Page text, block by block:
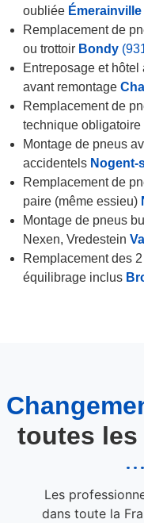
oubliée Émerainville
Remplacement de
ou trottoir Bondy
Entreposage et
avant remontage
Remplacement de
technique obligatoire
Montage de pneus
accidentels Nogent-
Remplacement de
paire (même essieu)
Montage de pneus
Nexen, Vredestein
Remplacement des
équilibrage inclus
toutes les
Les
dans toute la